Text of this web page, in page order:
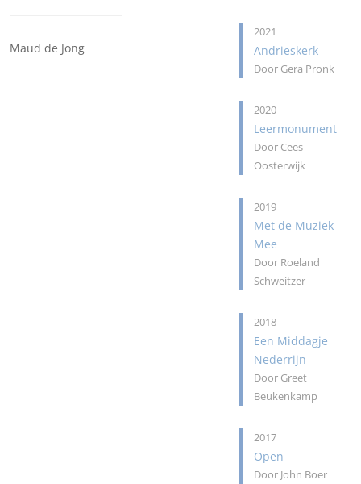
Maud de Jong
2021
Andrieskerk
Door Gera Pronk
2020
Leermonument
Door Cees
Oosterwijk
2019
Met de Muziek
Mee
Door Roeland
Schweitzer
2018
Een Middagje
Nederrijn
Door Greet
Beukenkamp
2017
Open
Door John Boer